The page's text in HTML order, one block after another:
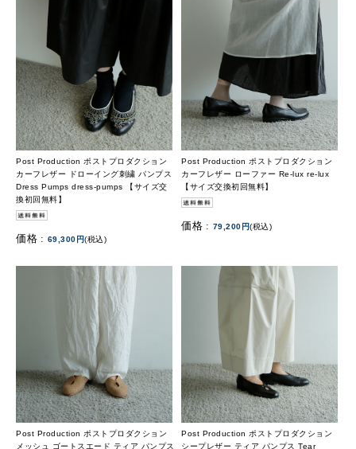
Post Production ポストプロダクション
カーフレザー ドローイング刺繍 パンプス
Dress Pumps dress-pumps 【サイズ交
換初回無料】
価格 : 69,300円(税込)
Post Production ポストプロダクション
カーフレザー ローファー Re-lux re-lux
【サイズ交換初回無料】
価格 : 79,200円(税込)
Post Production ポストプロダクション
メッシュ ゴートスエード ティア パンプス
Post Production ポストプロダクション
シープレザー ティア パンプス Tear